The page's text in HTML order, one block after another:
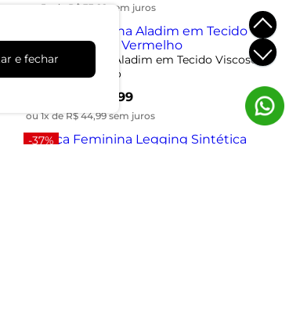
e fechar
ou 5x de R$ 33,99 sem juros
Calça Feminina Aladim em Tecido Viscose
Dianna Vermelho
R$ 44,99
ou 1x de R$ 44,99 sem juros
-37%